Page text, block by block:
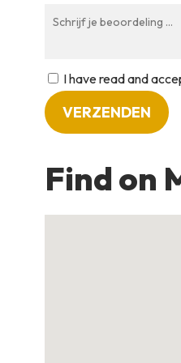
I have read and
Find on